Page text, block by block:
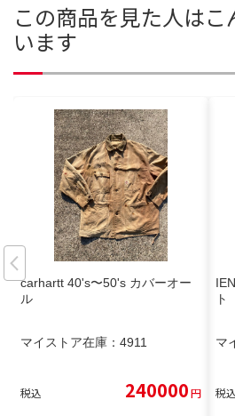
この商品を見た人は
います
carhartt 40's〜50's カバーオー
ル
マイストア在庫： 4911
税込 240000円
マ
税込